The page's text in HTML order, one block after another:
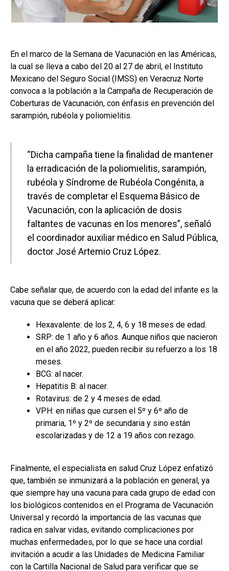
En el marco de la Semana de Vacunación en las Américas,
la cual se lleva a cabo del 20 al 27 de abril, el Instituto
Mexicano del Seguro Social (IMSS) en Veracruz Norte
convoca a la población a la Campaña de Recuperación de
Coberturas de Vacunación, con énfasis en prevención del
sarampión, rubéola y poliomielitis.
“Dicha campaña tiene la finalidad de mantener
la erradicación de la poliomielitis, sarampión,
rubéola y Síndrome de Rubéola Congénita, a
través de completar el Esquema Básico de
Vacunación, con la aplicación de dosis
faltantes de vacunas en los menores”, señaló
el coordinador auxiliar médico en Salud Pública,
doctor José Artemio Cruz López.
Cabe señalar que, de acuerdo con la edad del infante es la
vacuna que se deberá aplicar:
Hexavalente: de los 2, 4, 6 y 18 meses de edad.
SRP: de 1 año y 6 años. Aunque niños que nacieron
en el año 2022, pueden recibir su refuerzo a los 18
meses.
BCG: al nacer.
Hepatitis B: al nacer.
Rotavirus: de 2 y 4 meses de edad.
VPH: en niñas que cursen el 5º y 6º año de
primaria, 1º y 2º de secundaria y sino están
escolarizadas y de 12 a 19 años con rezago.
Finalmente, el especialista en salud Cruz López enfatizó
que, también se inmunizará a la población en general, ya
que siempre hay una vacuna para cada grupo de edad con
los biológicos contenidos en el Programa de Vacunación
Universal y recordó la importancia de las vacunas que
radica en salvar vidas, evitando complicaciones por
muchas enfermedades, por lo que se hace una cordial
invitación a acudir a las Unidades de Medicina Familiar
con la Cartilla Nacional de Salud para verificar que se